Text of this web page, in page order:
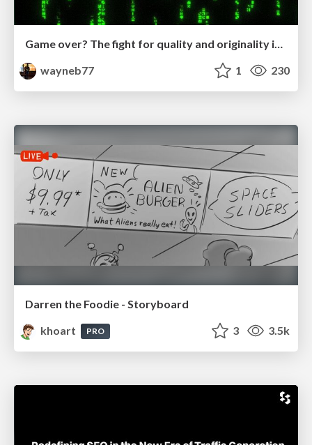
Game over? The fight for quality and originality in the time of robots
wayneb77
1 230
Darren the Foodie - Storyboard
khoart
PRO 3 3.5k